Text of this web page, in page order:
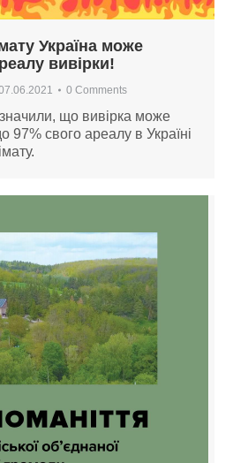
Україна може
вивірки!
0 Comments
що вивірка може
97% свого ареалу в Україні